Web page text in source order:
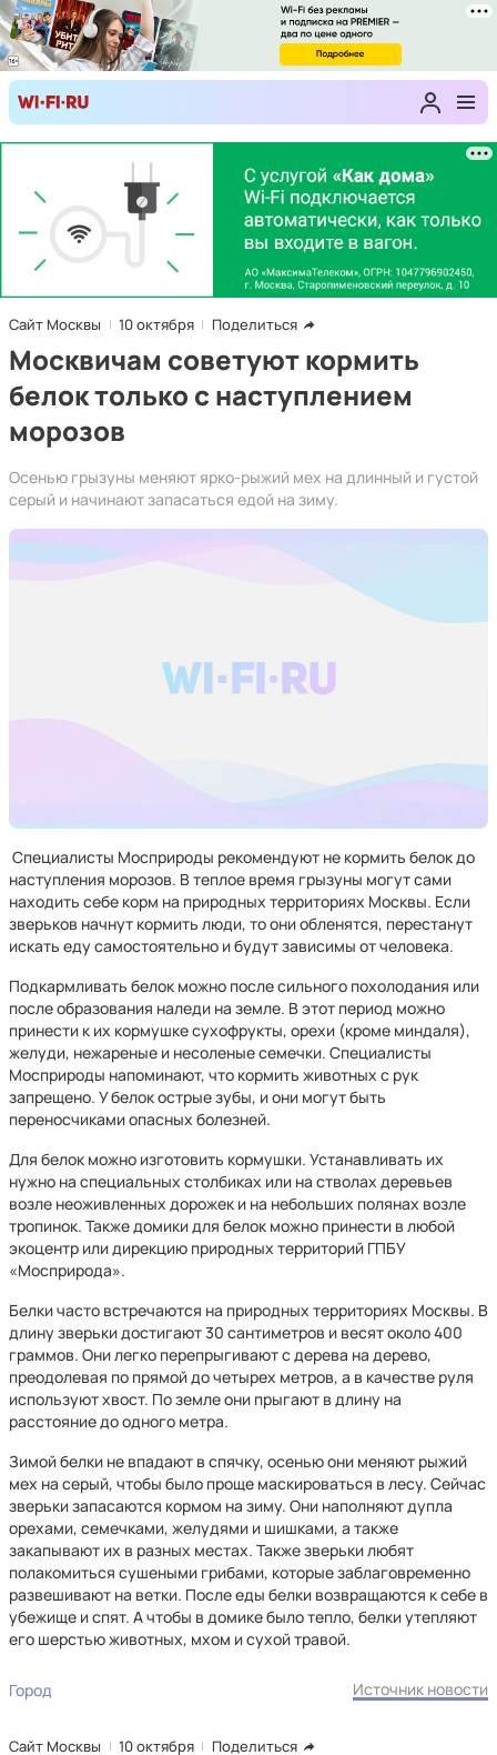
Сайт Москвы 10 октября Поделиться
Москвичам советуют кормить
белок только с наступлением
морозов
Осенью грызуны меняют ярко-рыжий мех на длинный и густой
серый и начинают запасаться едой на зиму.
Специалисты Мосприроды рекомендуют не кормить белок до
наступления морозов. В теплое время грызуны могут сами
находить себе корм на природных территориях Москвы. Если
зверьков начнут кормить люди, то они обленятся, перестанут
искать еду самостоятельно и будут зависимы от человека.
Подкармливать белок можно после сильного похолодания или
после образования наледи на земле. В этот период можно
принести к их кормушке сухофрукты, орехи (кроме миндаля),
желуди, нежареные и несоленые семечки. Специалисты
Мосприроды напоминают, что кормить животных с рук
запрещено. У белок острые зубы, и они могут быть
переносчиками опасных болезней.
Для белок можно изготовить кормушки. Устанавливать их
нужно на специальных столбиках или на стволах деревьев
возле неоживленных дорожек и на небольших полянах возле
тропинок. Также домики для белок можно принести в любой
экоцентр или дирекцию природных территорий ГПБУ
«Мосприрода».
Белки часто встречаются на природных территориях Москвы. В
длину зверьки достигают 30 сантиметров и весят около 400
граммов. Они легко перепрыгивают с дерева на дерево,
преодолевая по прямой до четырех метров, а в качестве руля
используют хвост. По земле они прыгают в длину на
расстояние до одного метра.
Зимой белки не впадают в спячку, осенью они меняют рыжий
мех на серый, чтобы было проще маскироваться в лесу. Сейчас
зверьки запасаются кормом на зиму. Они наполняют дупла
орехами, семечками, желудями и шишками, а также
закапывают их в разных местах. Также зверьки любят
полакомиться сушеными грибами, которые заблаговременно
развешивают на ветки. После еды белки возвращаются к себе в
убежище и спят. А чтобы в домике было тепло, белки утепляют
его шерстью животных, мхом и сухой травой.
Город Источник новости
Сайт Москвы 10 октября Поделиться